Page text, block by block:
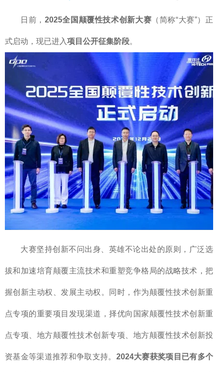
日前， 2025全国颠覆性技术创新大赛 （简称“大赛”）正
式启动，现已进入项目公开征集阶段。
大赛坚持创新不问出身、英雄不论出处的原则，广泛选
拔和加速培育颠覆主流技术和重塑竞争格局的战略技术，把
握创新主动权、发展主动权。同时，作为颠覆性技术创新重
点专项的重要项目发现渠道，择优向国家颠覆性技术创新重
点专项、地方颠覆性技术创新专项、地方颠覆性技术创新投
资基金等渠道推荐和争取支持。 2024大赛获奖项目已有多个